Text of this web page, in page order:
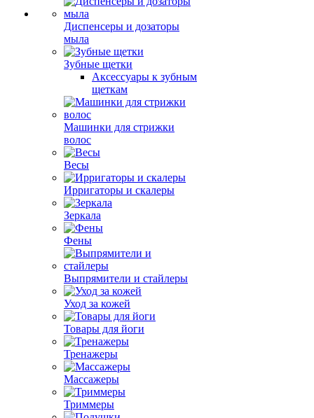
Диспенсеры и дозаторы
мыла
Зубные щетки
Аксессуары к зубным
щеткам
Машинки для стрижки
волос
Весы
Ирригаторы и скалеры
Зеркала
Фены
Выпрямители и стайлеры
Уход за кожей
Товары для йоги
Тренажеры
Массажеры
Триммеры